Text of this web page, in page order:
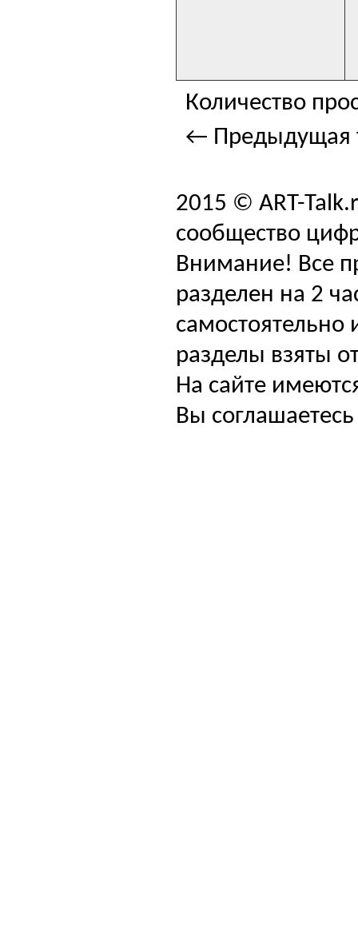
Количество
← Предыдущая
2015 © ART-
сообщество
Внимание! Все
разделен на 2
самостоятельно
разделы взяты
На сайте
Вы